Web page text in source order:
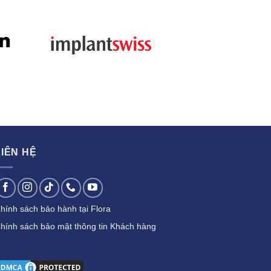
HỆ
sách bảo hành tại Flora
sách bảo mật thông tin Khách hàng